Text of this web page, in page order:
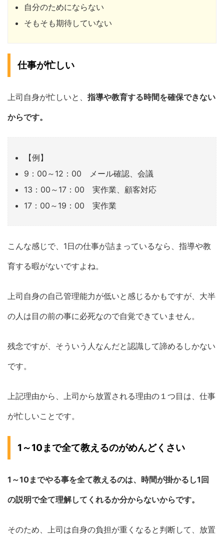
自分のためにならない
そもそも期待していない
仕事が忙しい
上司自身が忙しいと、 指導や教育する時間を確保できない
からです。
【例】
9：00～12：00 メール確認、会議
13：00～17：00 実作業、顧客対応
17：00～19：00 実作業
こんな感じで、1日の仕事が詰まっているなら、指導や教
育する暇がないですよね。
上司自身の自己管理能力が低いと感じるかもですが、大半
の人は目の前の事に必死なので自覚できていません。
残念ですが、そういう人なんだと認識して諦めるしかない
です。
上記理由から、上司から放置される理由の１つ目は、仕事
が忙しいことです。
1～10まで全て教えるのがめんどくさい
1～10までやる事を全て教えるのは、時間が掛かるし1回
の説明で全て理解してくれるか分からないからです。
そのため、上司は自身の負担が重くなると判断して、放置